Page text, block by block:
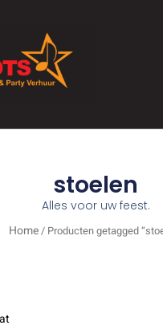
stoelen
Alles voor uw feest.
Home/ Producten getagged